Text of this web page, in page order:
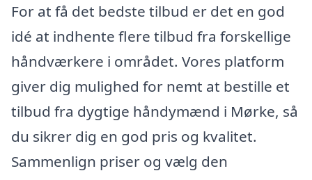
For at få det bedste tilbud er det en god
idé at indhente flere tilbud fra forskellige
håndværkere i området. Vores platform
giver dig mulighed for nemt at bestille et
tilbud fra dygtige håndymænd i Mørke, så
du sikrer dig en god pris og kvalitet.
Sammenlign priser og vælg den